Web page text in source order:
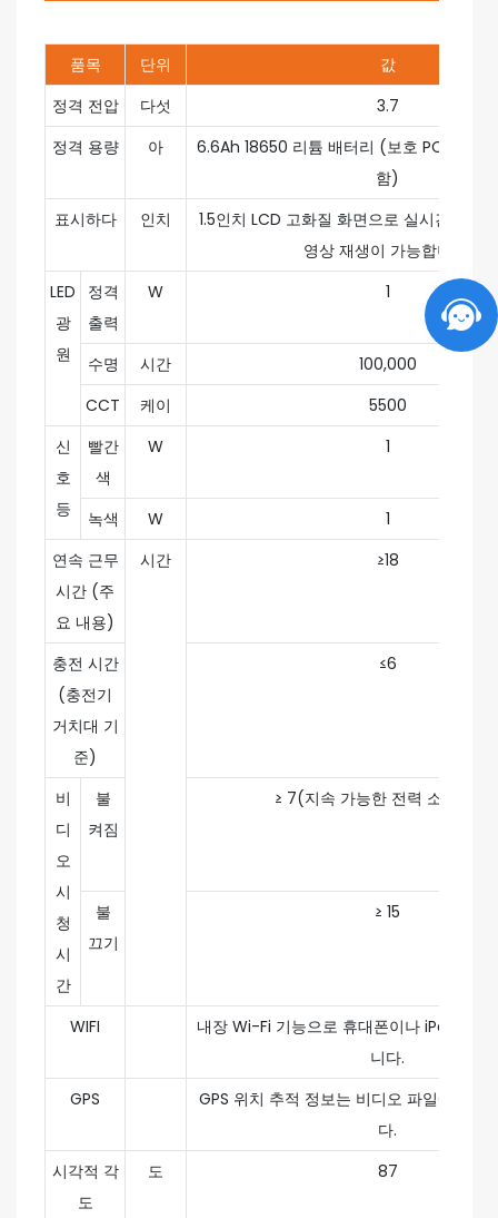
품목 단위
값
정격 전압
다섯
3.7
정격 용량
아
6.6Ah 18650 리튬 배터리 (보호 PCB 및 보
함)
표시하다
인치
1.5인치 LCD 고화질 화면으로 실시간 영상
영상 재생이 가능합니다.
LED
광
원
정격
출력
W 1
수명 시간
100,000
CCT
케이
5500
신
호
등
빨간
색
W 1
녹색 W
1
연속 근무
시간 (주
요 내용)
시간 ≥18
충전 시간
(충전기
거치대 기
준)
≤6
비
디
오
시
청
시
간
불
켜짐
≥ 7(지속 가능한 전력 소비 시
불
끄기
≥ 15
WIFI
내장 Wi-Fi 기능으로 휴대폰이나 iPad를 연
니다.
GPS
GPS 위치 추적 정보는 비디오 파일에 표시
다.
시각적 각
도
도 87